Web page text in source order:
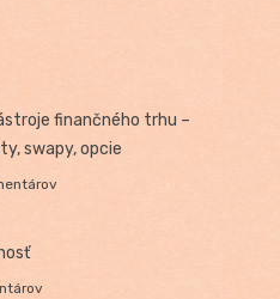
finančného trhu –
swapy, opcie